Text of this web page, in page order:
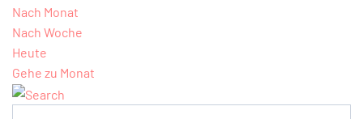
Nach Monat
Nach Woche
Heute
Gehe zu Monat